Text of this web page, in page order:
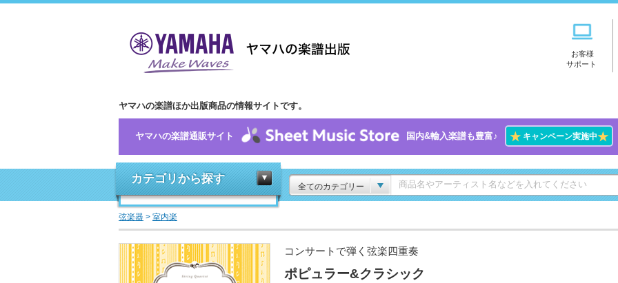
お客様
サポート
ヤマハの楽譜ほか出版商品の情報サイトです。
ヤマハの楽譜通販サイト 国内&輸入楽譜も豊富♪ ★キャンペーン実施中★
カテゴリから探す
全てのカテゴリー
弦楽器 > 室内楽
コンサートで弾く弦楽四重奏
ポピュラー&クラシック